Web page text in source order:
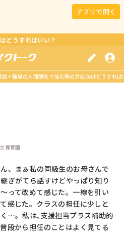
アプリで開く
どうすればいい？
談 職場の人間関係で悩む時の対処法はどうすれば
保育園
、まぁ私の同級生のお母さんで
ぎがてら話すけどやっぱり知り
って改めて感じた。一線を引い
感じた。クラスの担任に少しと
…。私は､支援担当プラス補助的
段から担任のことはよく見てる